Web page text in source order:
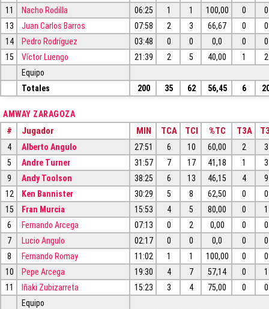
11
Nacho Rodilla 06:25 1 1 100,00 0
0
13
Juan Carlos Barros 07:58 2 3 66,67 0
0
14
Pedro Rodríguez 03:48 0 0 0,0 0
0
15
Víctor Luengo 21:39 2 5 40,00 1
2
Equipo
Totales
200 35 62 56,45 6
AMWAY ZARAGOZA
# Jugador MIN TCA TCI %TC T3A
4 Alberto Angulo 27:51 6 10 60,00 2
3
5
Andre Turner 31:57 7 17 41,18 1
3
9
Andy Toolson 38:25 6 13 46,15 4
9
12
Ken Bannister 30:29 5 8 62,50 0
0
15
Fran Murcia 15:53 4 5 80,00 0
1
6
Fernando Arcega 07:13 0 2 0,00 0
0
7
Lucio Angulo 02:17 0 0 0,0 0
0
8
Fernando Romay 11:02 1 1 100,00 0
0
10
Pepe Arcega 19:30 4 7 57,14 0
1
11
Iñaki Zubizarreta 15:23 3 4 75,00 0
0
Equipo